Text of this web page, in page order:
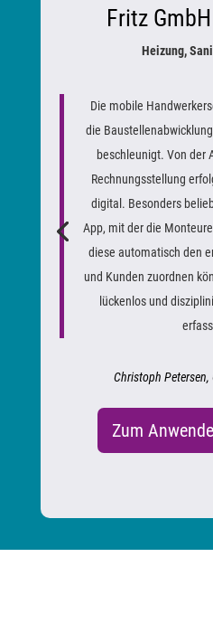
Fritz
Heizung,
Die mobile
die
beschleunigt. Von der
Rechnungsstellung
digital. Besonders
App, mit der die
diese automatisch den
und Kunden zuordnen
lückenlos und
Christoph
Zum